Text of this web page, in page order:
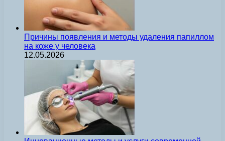
Причины появления и методы удаления папиллом
на коже у человека
12.05.2026